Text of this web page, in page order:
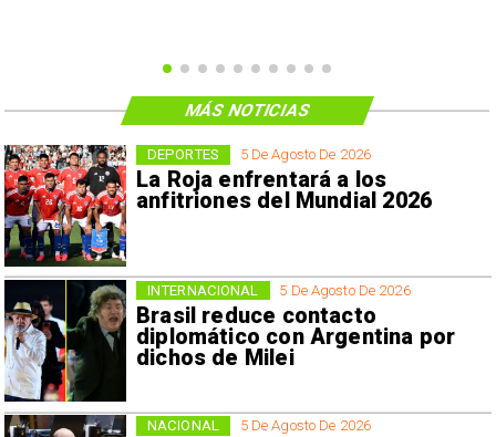
5 De Agosto De 2026
La Roja enfrentará a los
anfitriones del Mundial 2026
DEPORTES
5 De Agosto De 2026
Brasil reduce contacto
diplomático con Argentina por
dichos de Milei
INTERNACIONAL
5 De Agosto De 2026
NACIONAL
MÁS NOTICIAS